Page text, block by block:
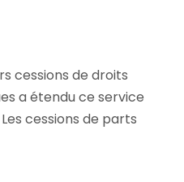
cessions de droits
a étendu ce service
cessions de parts